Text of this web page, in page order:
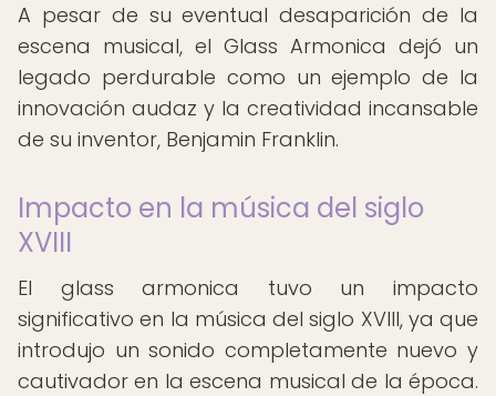
A pesar de su eventual desaparición de la
escena musical, el Glass Armonica dejó un
legado perdurable como un ejemplo de la
innovación audaz y la creatividad incansable
de su inventor, Benjamin Franklin.
Impacto en la música del siglo
XVIII
El glass armonica tuvo un impacto
significativo en la música del siglo XVIII, ya que
introdujo un sonido completamente nuevo y
cautivador en la escena musical de la época.